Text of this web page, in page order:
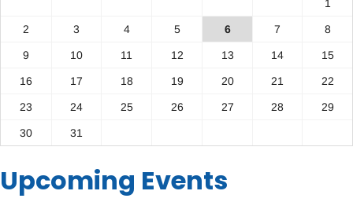
1
2 3 4 5 6 7 8
9 10 11 12 13 14 15
16 17 18 19 20 21 22
23 24 25 26 27 28 29
30 31
Upcoming Events